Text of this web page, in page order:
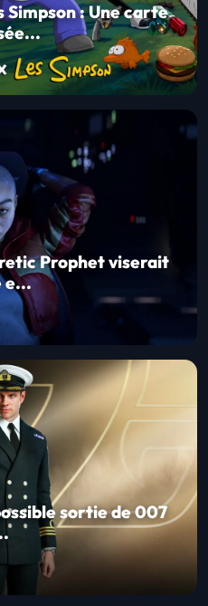
: Une carte
Prophet viserait
e...
sortie de 007